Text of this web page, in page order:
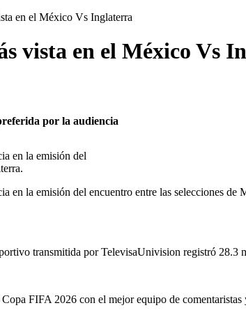
en el México Vs Inglaterra
vista en el México Vs
por la audiencia
en la emisión del
en la emisión del encuentro entre las selecciones
transmitida por TelevisaUnivision registró 28.3
FIFA 2026 con el mejor equipo de